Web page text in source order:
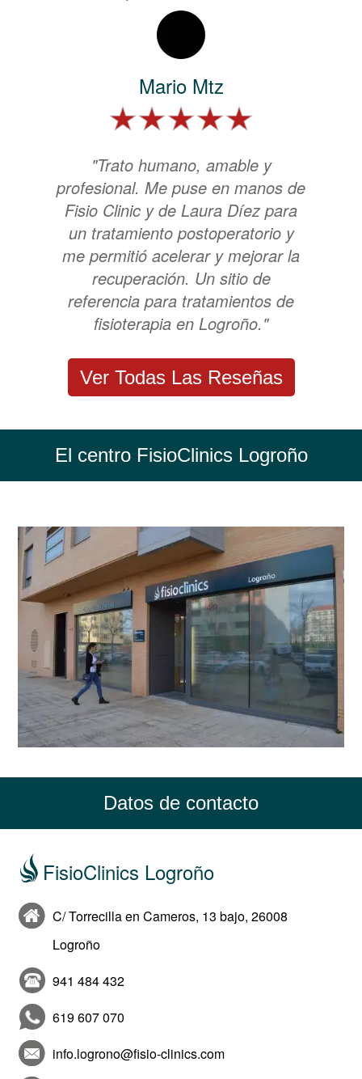
Mario Mtz
"Trato humano, amable y
profesional. Me puse en manos de
Fisio Clinic y de Laura Díez para
un tratamiento postoperatorio y
me permitió acelerar y mejorar la
recuperación. Un sitio de
referencia para tratamientos de
fisioterapia en Logroño."
Ver Todas Las Reseñas
El centro FisioClinics Logroño
Datos de contacto
FisioClinics Logroño
C/ Torrecilla en Cameros, 13 bajo, 26008
Logroño
941 484 432
619 607 070
info.logrono@fisio-clinics.com